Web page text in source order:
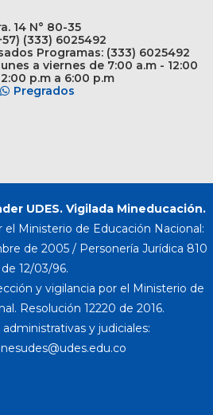
14 N° 80-35
(333) 6025492
Programas: (333) 6025492
a viernes de 7:00 a.m - 12:00
p.m a 6:00 p.m
Pregrados
UDES. Vigilada Mineducación.
Ministerio de Educación Nacional:
de 2005 / Personería Jurídica 810
de 12/03/96.
y vigilancia por el Ministerio de
Resolución 12220 de 2016.
y judiciales: